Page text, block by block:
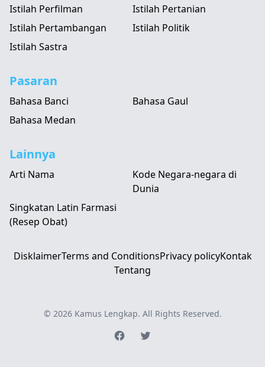
Istilah Perfilman
Istilah Pertanian
Istilah Pertambangan
Istilah Politik
Istilah Sastra
Pasaran
Bahasa Banci
Bahasa Gaul
Bahasa Medan
Lainnya
Arti Nama
Kode Negara-negara di
Dunia
Singkatan Latin Farmasi
(Resep Obat)
DisklaimerTerms and ConditionsPrivacy policyKontak
Tentang
© 2026 Kamus Lengkap. All Rights Reserved.